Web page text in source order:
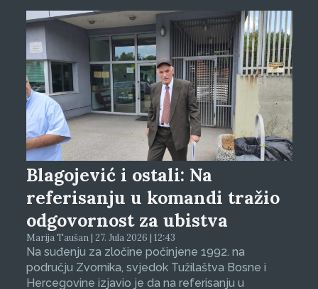
Blagojević i ostali: Na
referisanju u komandi tražio
odgovornost za ubistva
Marija Taušan | 27. Jula 2026 | 12:43
Na suđenju za zločine počinjene 1992. na
području Zvornika, svjedok Tužilaštva Bosne i
Hercegovine izjavio je da na referisanju u